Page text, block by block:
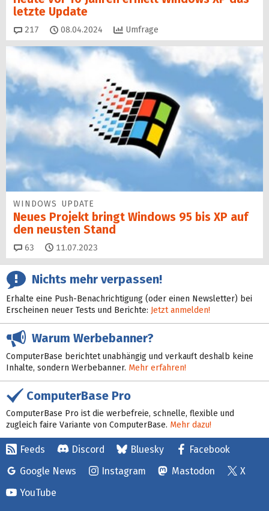
letzte Update
217 Kommentare
08.04.2024 Umfrage
WINDOWS UPDATE
Neues Projekt bringt Windows 95 bis XP auf
den neusten Stand
63 Kommentare
11.07.2023
Nichts mehr verpassen!
Erhalte eine Push-Benachrichtigung (oder einen Newsletter) bei
Erscheinen neuer Tests und Berichte: Jetzt anmelden!
Warum Werbebanner?
ComputerBase berichtet unabhängig und verkauft deshalb keine
Inhalte, sondern Werbebanner. Mehr erfahren!
ComputerBase Pro
ComputerBase Pro ist die werbefreie, schnelle, flexible und
zugleich faire Variante von ComputerBase. Mehr dazu!
Feeds Discord Bluesky
Facebook
Google News
Instagram Mastodon
X
YouTube